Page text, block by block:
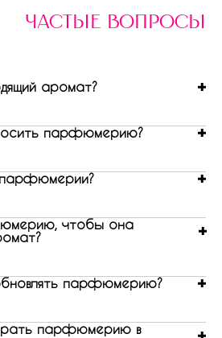
частые вопросы
аромат?
парфюмерию?
чтобы она
парфюмерию?
парфюмерию в